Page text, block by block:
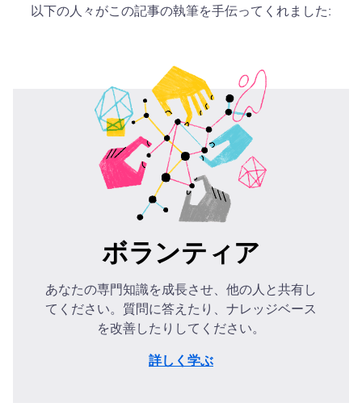
以下の人々がこの記事の執筆を手伝ってくれました:
ボランティア
あなたの専門知識を成長させ、他の人と共有し
てください。質問に答えたり、ナレッジベース
を改善したりしてください。
詳しく学ぶ